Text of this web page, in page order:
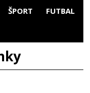
ŠPORT FUTBAL